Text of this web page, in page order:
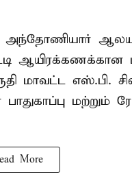
அந்தோணியார் ஆலய
ஆயிரக்கணக்கான
மாவட்ட எஸ்.பி.
மற்றும்
More